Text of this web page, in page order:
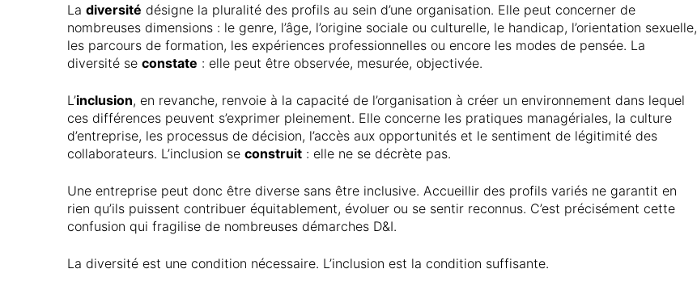
Ladiversité désigne la pluralité des profils au sein d’une organisation. Elle peut concerner de
nombreuses dimensions : le genre, l’âge, l’origine sociale ou culturelle, le handicap, l’orientation sexuelle,
les parcours de formation, les expériences professionnelles ou encore les modes de pensée. La
diversité seconstate : elle peut être observée, mesurée, objectivée.
L’inclusion, en revanche, renvoie à la capacité de l’organisation à créer un environnement dans lequel
ces différences peuvent s’exprimer pleinement. Elle concerne les pratiques managériales, la culture
d’entreprise, les processus de décision, l’accès aux opportunités et le sentiment de légitimité des
collaborateurs. L’inclusion seconstruit : elle ne se décrète pas.
Une entreprise peut donc être diverse sans être inclusive. Accueillir des profils variés ne garantit en
rien qu’ils puissent contribuer équitablement, évoluer ou se sentir reconnus. C’est précisément cette
confusion qui fragilise de nombreuses démarches D&I.
La diversité est une condition nécessaire. L’inclusion est la condition suffisante.